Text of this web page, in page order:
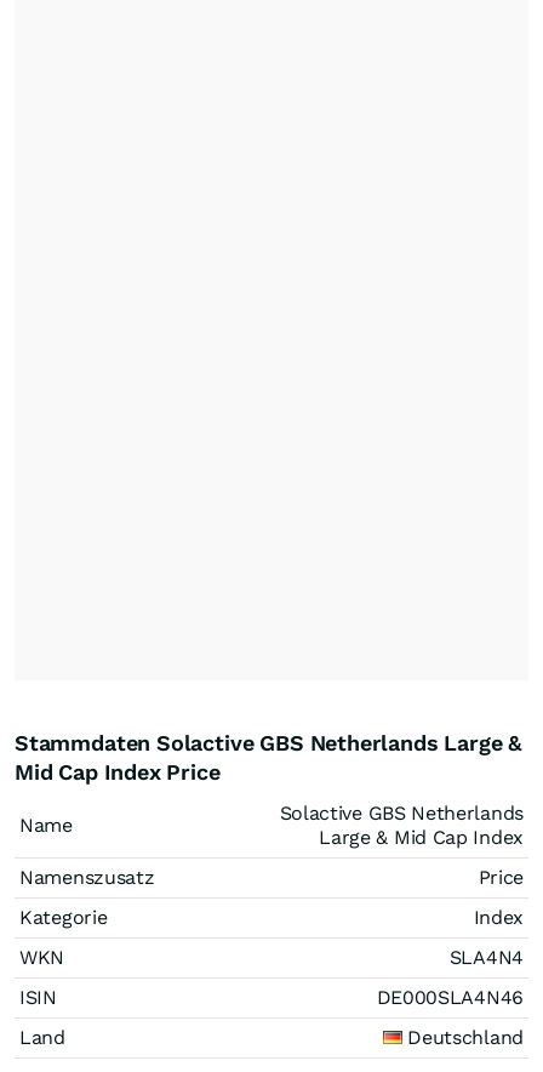
Stammdaten Solactive GBS Netherlands Large &
Mid Cap Index Price
Name
Solactive GBS Netherlands
Large & Mid Cap Index
Namenszusatz
Price
Kategorie
Index
WKN
SLA4N4
ISIN
DE000SLA4N46
Land
Deutschland